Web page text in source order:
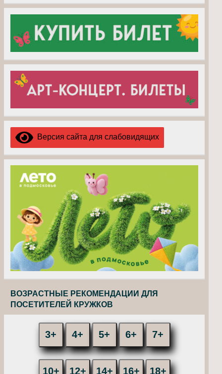
Версия сайта для слабовидящих
ВОЗРАСТНЫЕ РЕКОМЕНДАЦИИ ДЛЯ
ПОСЕТИТЕЛЕЙ КРУЖКОВ
3+ 4+ 5+ 6+ 7+
10+ 12+ 14+ 16+ 18+